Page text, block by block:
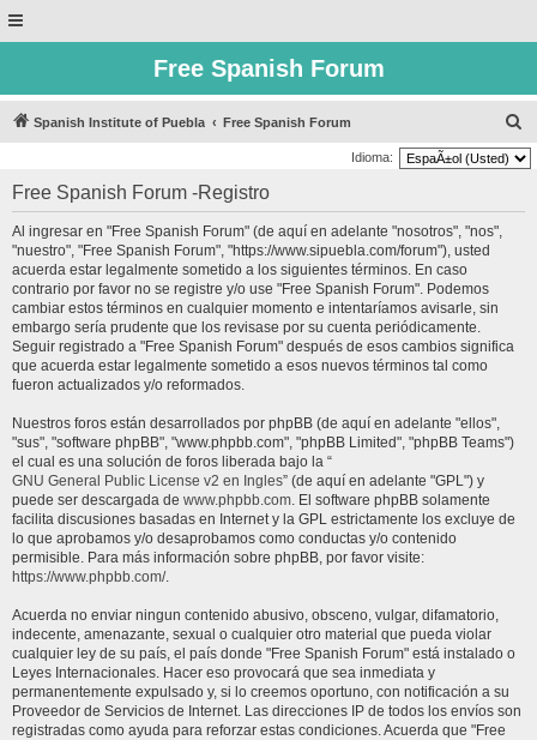
Free Spanish Forum
Spanish Institute of Puebla Free Spanish Forum
u
Idioma:
Free Spanish Forum -Registro
Al ingresar en "Free Spanish Forum" (de aquí en adelante "nosotros", "nos",
"nuestro", "Free Spanish Forum", "https://www.sipuebla.com/forum"), usted
acuerda estar legalmente sometido a los siguientes términos. En caso
contrario por favor no se registre y/o use "Free Spanish Forum". Podemos
cambiar estos términos en cualquier momento e intentaríamos avisarle, sin
embargo sería prudente que los revisase por su cuenta periódicamente.
Seguir registrado a "Free Spanish Forum" después de esos cambios significa
que acuerda estar legalmente sometido a esos nuevos términos tal como
fueron actualizados y/o reformados.
Nuestros foros están desarrollados por phpBB (de aquí en adelante "ellos",
"sus", "software phpBB", "www.phpbb.com", "phpBB Limited", "phpBB Teams")
el cual es una solución de foros liberada bajo la “
GNU General Public License v2 en Ingles” (de aquí en adelante "GPL") y
puede ser descargada de www.phpbb.com. El software phpBB solamente
facilita discusiones basadas en Internet y la GPL estrictamente los excluye de
lo que aprobamos y/o desaprobamos como conductas y/o contenido
permisible. Para más información sobre phpBB, por favor visite:
https://www.phpbb.com/.
Acuerda no enviar ningun contenido abusivo, obsceno, vulgar, difamatorio,
indecente, amenazante, sexual o cualquier otro material que pueda violar
cualquier ley de su país, el país donde "Free Spanish Forum" está instalado o
Leyes Internacionales. Hacer eso provocará que sea inmediata y
permanentemente expulsado y, si lo creemos oportuno, con notificación a su
Proveedor de Servicios de Internet. Las direcciones IP de todos los envíos son
registradas como ayuda para reforzar estas condiciones. Acuerda que "Free